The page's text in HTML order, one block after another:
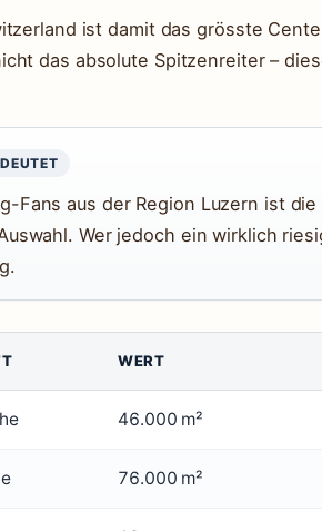
ist damit das grösste
das absolute Spitzenreiter –
Fans aus der Region Luzern ist
Wer jedoch ein wirklich
der Mall of Switzerland
WERT
46.000 m²
76.000 m²